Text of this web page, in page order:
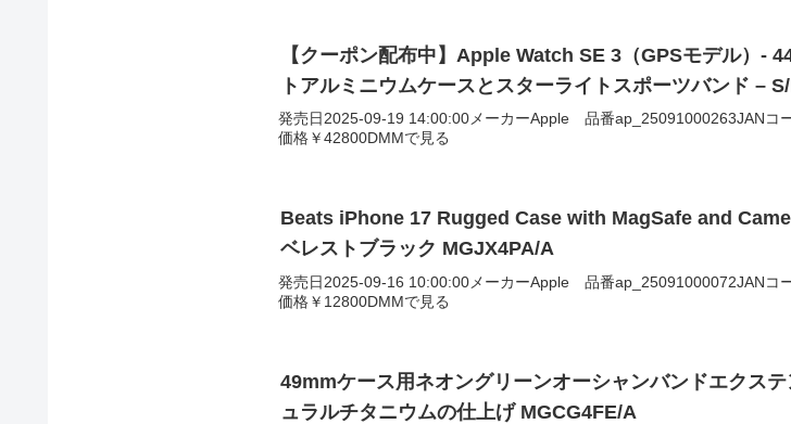
【クーポン配布中】Apple Watch SE 3（GPSモデル）-
トアルミニウムケースとスターライトスポーツバンド –
発売日2025-09-19 14:00:00メーカーApple 品番ap_25091000263JANコ
価格￥42800DMMで見る
Beats iPhone 17 Rugged Case with MagSafe and
ベレストブラック MGJX4PA/A
発売日2025-09-16 10:00:00メーカーApple 品番ap_25091000072JANコ
価格￥12800DMMで見る
49mmケース用ネオングリーンオーシャンバンドエクス
ュラルチタニウムの仕上げ MGCG4FE/A